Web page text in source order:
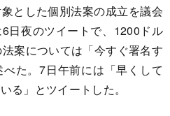
とした個別法案の成立を議会
日夜のツイートで、1200ドル
案については「今すぐ署名す
た。7日午前には「早くして
る」とツイートした。